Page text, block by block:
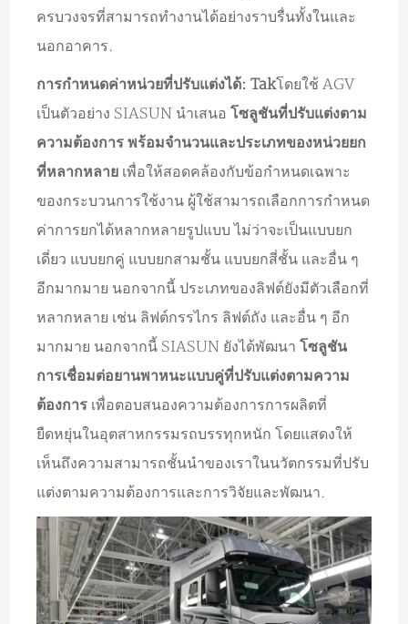
ครบวงจรที่สามารถทำงานได้อย่างราบรื่นทั้งในและ
นอกอาคาร.
การกำหนดค่าหน่วยที่ปรับแต่งได้: Takโดยใช้ AGV
เป็นตัวอย่าง SIASUN นำเสนอ โซลูชันที่ปรับแต่งตาม
ความต้องการ พร้อมจำนวนและประเภทของหน่วยยก
ที่หลากหลาย เพื่อให้สอดคล้องกับข้อกำหนดเฉพาะ
ของกระบวนการใช้งาน ผู้ใช้สามารถเลือกการกำหนด
ค่าการยกได้หลากหลายรูปแบบ ไม่ว่าจะเป็นแบบยก
เดี่ยว แบบยกคู่ แบบยกสามชั้น แบบยกสี่ชั้น และอื่น ๆ
อีกมากมาย นอกจากนี้ ประเภทของลิฟต์ยังมีตัวเลือกที่
หลากหลาย เช่น ลิฟต์กรรไกร ลิฟต์ถัง และอื่น ๆ อีก
มากมาย นอกจากนี้ SIASUN ยังได้พัฒนา โซลูชัน
การเชื่อมต่อยานพาหนะแบบคู่ที่ปรับแต่งตามความ
ต้องการเพื่อตอบสนองความต้องการการผลิตที่
ยืดหยุ่นในอุตสาหกรรมรถบรรทุกหนัก โดยแสดงให้
เห็นถึงความสามารถชั้นนำของเราในนวัตกรรมที่ปรับ
แต่งตามความต้องการและการวิจัยและพัฒนา.